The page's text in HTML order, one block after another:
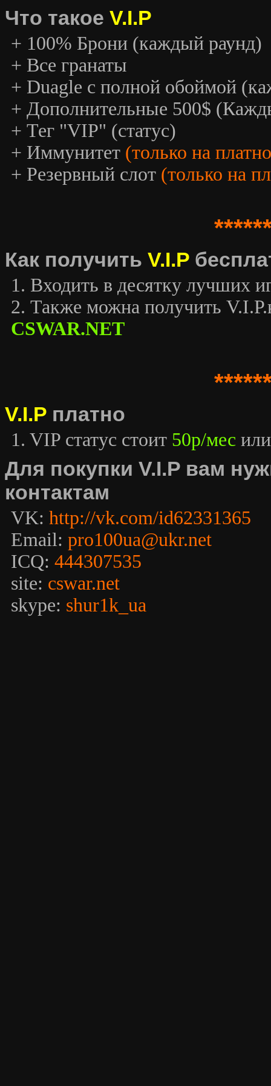
Что такое V.I.P
+ 100% Брони (каждый раунд)
+ Все гранаты
+ Duagle с полной обоймой
+ Дополнительные 500$
+ Тег "VIP" (статус)
+ Иммунитет (только на
+ Резервный слот (только на
Как получить V.I.P
1. Входить в десятку лучших
2. Также можна получить
CSWAR.NET
V.I.P платно
1. VIP статус стоит 50р/мес
Для покупки V.I.P вам
контактам
VK: http://vk.com/id62331365
Email: pro100ua@ukr.net
ICQ: 444307535
site: cswar.net
skype: shur1k_ua